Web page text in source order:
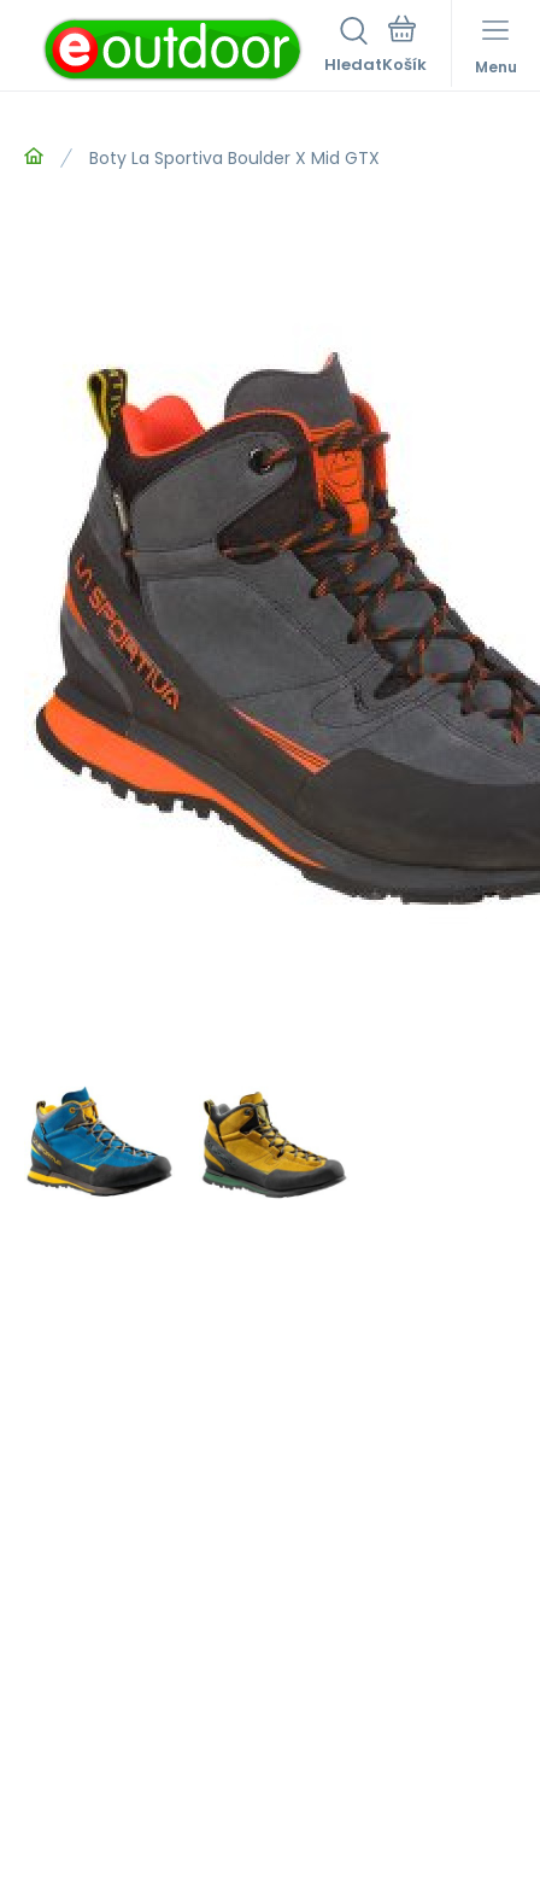
Hledat Menu
Boty La Sportiva Boulder X Mid GTX